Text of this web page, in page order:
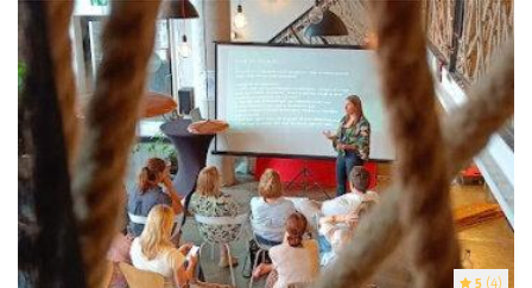
5 (4)